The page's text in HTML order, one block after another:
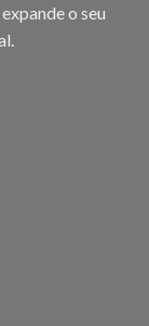
o seu